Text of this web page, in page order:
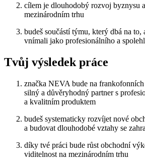
cílem je dlouhodobý rozvoj byznysu
mezinárodním trhu
budeš součástí týmu, který dbá na to,
vnímali jako profesionálního a
Tvůj výsledek práce
značka NEVA bude na
silný a důvěryhodný partner s
a kvalitním produktem
budeš systematicky rozvíjet nové
a budovat dlouhodobé vztahy se
díky tvé práci bude růst obchodní
viditelnost na mezinárodním trhu